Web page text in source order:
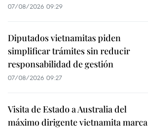
07/08/2026 09:29
Diputados vietnamitas piden
simplificar trámites sin reducir
responsabilidad de gestión
07/08/2026 09:27
Visita de Estado a Australia del
máximo dirigente vietnamita marca